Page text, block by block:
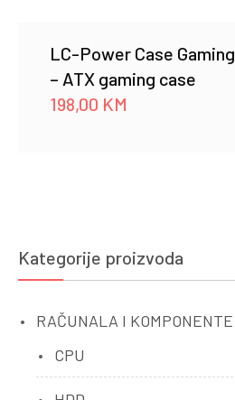
LC-Power Case
– ATX gaming case
198,00 KM
Kategorije proizvoda
RAČUNALA I KOMPONENTE
CPU